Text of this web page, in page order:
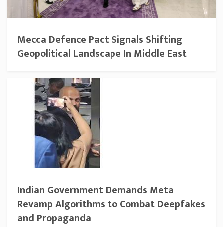
Mecca Defence Pact Signals Shifting
Geopolitical Landscape In Middle East
Indian Government Demands Meta
Revamp Algorithms to Combat Deepfakes
and Propaganda